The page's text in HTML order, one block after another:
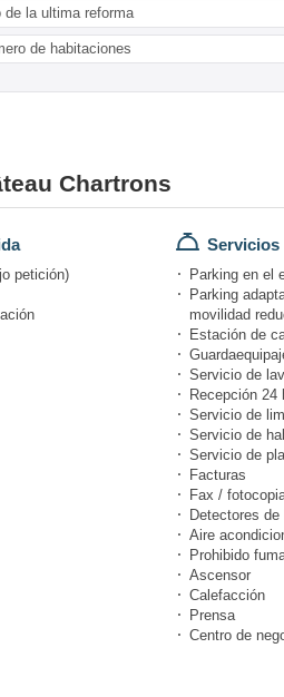
de la ultima reforma
de habitaciones
Chartrons
petición)
Servicios
Parking en el
Parking
movilidad
Estación de
Servicio de
Recepción 24
Servicio de
Servicio de
Servicio de
Facturas
Fax /
Detectores de
Aire
Prohibido
Ascensor
Calefacción
Prensa
Centro de